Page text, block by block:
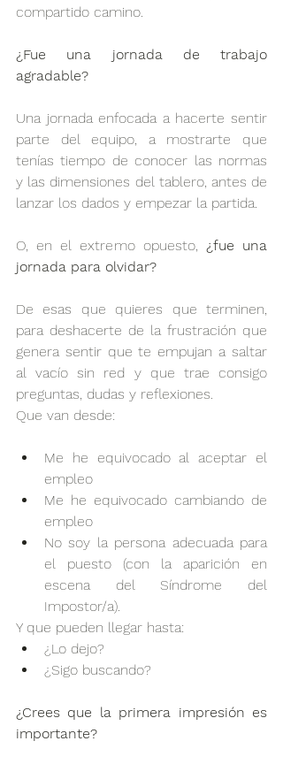
compartido camino.
¿Fue una jornada de trabajo
agradable?
Una jornada enfocada a hacerte sentir
parte del equipo, a mostrarte que
tenías tiempo de conocer las normas
y las dimensiones del tablero, antes de
lanzar los dados y empezar la partida.
O, en el extremo opuesto, ¿fue una
jornada para olvidar?
De esas que quieres que terminen,
para deshacerte de la frustración que
genera sentir que te empujan a saltar
al vacío sin red y que trae consigo
preguntas, dudas y reflexiones.
Que van desde:
Me he equivocado al aceptar el
empleo
Me he equivocado cambiando de
empleo
No soy la persona adecuada para
el puesto (con la aparición en
escena del Síndrome del
Impostor/a).
Y que pueden llegar hasta:
¿Lo dejo?
¿Sigo buscando?
¿Crees que la primera impresión es
importante?